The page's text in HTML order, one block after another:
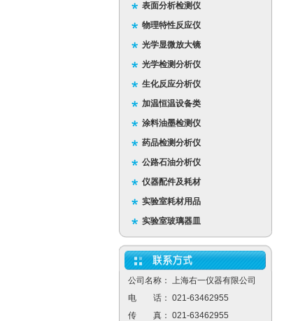
表面分析检测仪
物理特性反应仪
光学显微放大镜
光学检测分析仪
生化反应分析仪
加温恒温设备类
涂料油墨检测仪
药品检测分析仪
公路石油分析仪
仪器配件及耗材
实验室耗材用品
实验室玻璃器皿
公司名称： 上海右一仪器有限公司
电 话： 021-63462955
传 真： 021-63462955